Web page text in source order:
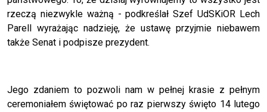
rzeczą niezwykle ważną - podkreślał Szef UdSKiOR Lech
Parell wyrażając nadzieję, że ustawę przyjmie niebawem
także Senat i podpisze prezydent.
Jego zdaniem to pozwoli nam w pełnej krasie z pełnym
ceremoniałem świętować po raz pierwszy święto 14 lutego